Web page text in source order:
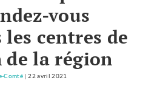
vous
les centres de
la région
Comté |22 avril 2021